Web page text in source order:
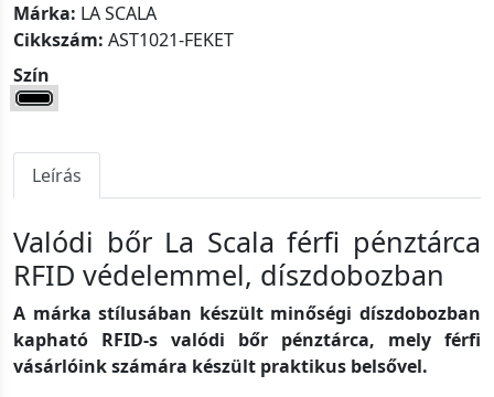
Márka: LA SCALA
Cikkszám: AST1021-FEKET
Szín
Leírás
Valódi bőr La Scala férfi pénztárca
RFID védelemmel, díszdobozban
A márka stílusában készült minőségi díszdobozban
kapható RFID-s valódi bőr pénztárca, mely férfi
vásárlóink számára készült praktikus belsővel.